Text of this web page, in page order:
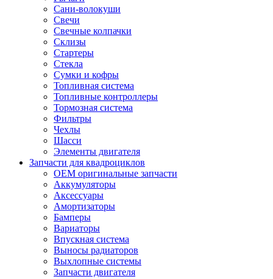
Сани-волокуши
Свечи
Свечные колпачки
Склизы
Стартеры
Стекла
Сумки и кофры
Топливная система
Топливные контроллеры
Тормозная система
Фильтры
Чехлы
Шасси
Элементы двигателя
Запчасти для квадроциклов
OEM оригинальные запчасти
Аккумуляторы
Аксессуары
Амортизаторы
Бамперы
Вариаторы
Впускная система
Выносы радиаторов
Выхлопные системы
Запчасти двигателя